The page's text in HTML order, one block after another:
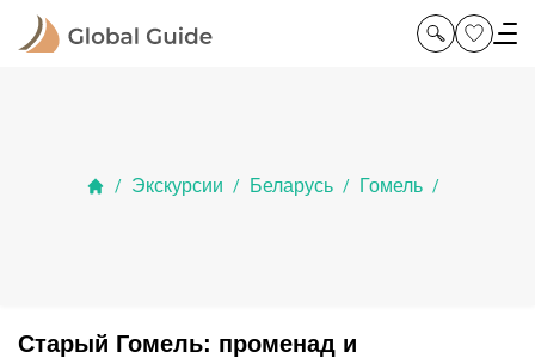
/ Экскурсии / Беларусь / Гомель /
Старый Гомель: променад и